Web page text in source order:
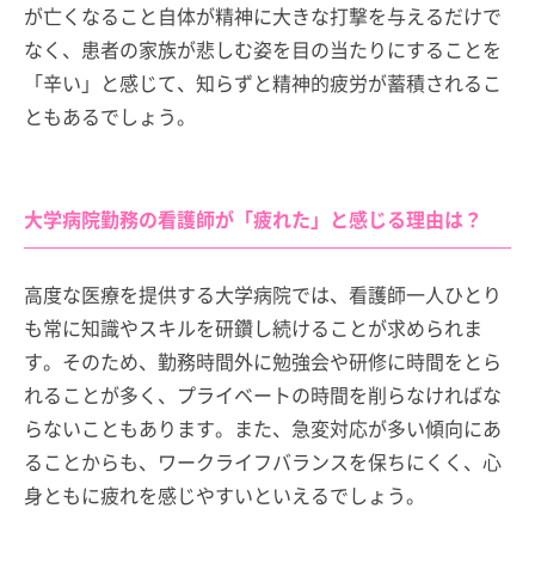
が亡くなること自体が精神に大きな打撃を与えるだけで
なく、患者の家族が悲しむ姿を目の当たりにすることを
「辛い」と感じて、知らずと精神的疲労が蓄積されるこ
ともあるでしょう。
大学病院勤務の看護師が「疲れた」と感じる理由は？
高度な医療を提供する大学病院では、看護師一人ひとり
も常に知識やスキルを研鑽し続けることが求められま
す。そのため、勤務時間外に勉強会や研修に時間をとら
れることが多く、プライベートの時間を削らなければな
らないこともあります。また、急変対応が多い傾向にあ
ることからも、ワークライフバランスを保ちにくく、心
身ともに疲れを感じやすいといえるでしょう。